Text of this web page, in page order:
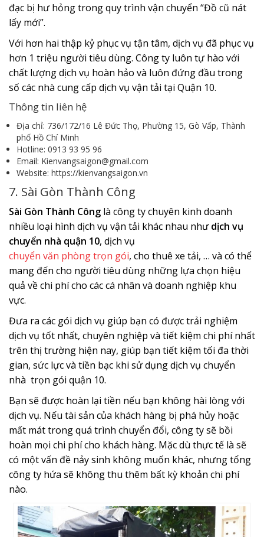
đạc bị hư hỏng trong quy trình vận chuyển “Đồ cũ nát
lấy mới”.
Với hơn hai thập kỷ phục vụ tận tâm, dịch vụ đã phục vụ
hơn 1 triệu người tiêu dùng. Công ty luôn tự hào với
chất lượng dịch vụ hoàn hảo và luôn đứng đầu trong
số các nhà cung cấp dịch vụ vận tải tại Quận 10.
Thông tin liên hệ
Địa chỉ: 736/172/16 Lê Đức Thọ, Phường 15, Gò Vấp, Thành
phố Hồ Chí Minh
Hotline: 0913 93 95 96
Email: Kienvangsaigon@gmail.com
Website: https://kienvangsaigon.vn
7. Sài Gòn Thành Công
Sài Gòn Thành Công là công ty chuyên kinh doanh
nhiều loại hình dịch vụ vận tải khác nhau như dịch vụ
chuyển nhà quận 10, dịch vụ
chuyển văn phòng trọn gói, cho thuê xe tải, … và có thể
mang đến cho người tiêu dùng những lựa chọn hiệu
quả về chi phí cho các cá nhân và doanh nghiệp khu
vực.
Đưa ra các gói dịch vụ giúp bạn có được trải nghiệm
dịch vụ tốt nhất, chuyên nghiệp và tiết kiệm chi phí nhất
trên thị trường hiện nay, giúp bạn tiết kiệm tối đa thời
gian, sức lực và tiền bạc khi sử dụng dịch vụ chuyển
nhà trọn gói quận 10.
Bạn sẽ được hoàn lại tiền nếu bạn không hài lòng với
dịch vụ. Nếu tài sản của khách hàng bị phá hủy hoặc
mất mát trong quá trình chuyển đổi, công ty sẽ bồi
hoàn mọi chi phí cho khách hàng. Mặc dù thực tế là sẽ
có một vấn đề nảy sinh không muốn khác, nhưng tổng
công ty hứa sẽ không thu thêm bất kỳ khoản chi phí
nào.